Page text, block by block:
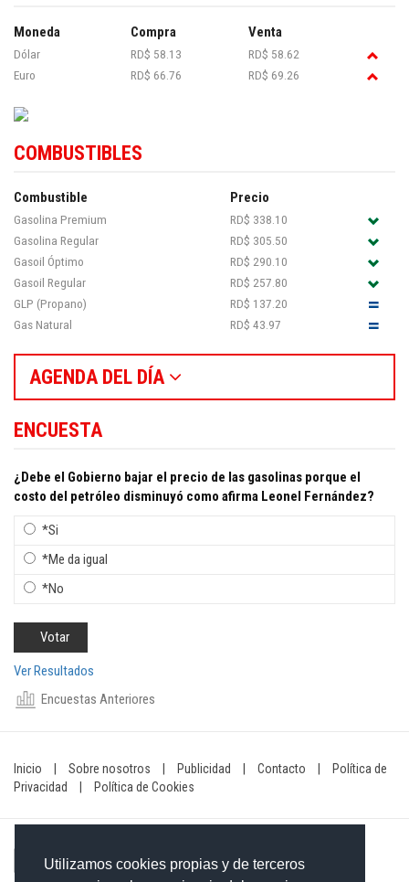
Utilizamos cookies propias y de terceros
Moneda Compra Venta
Dólar RD$ 58.13
RD$ 58.62
Euro
RD$ 66.76 RD$ 69.26
COMBUSTIBLES
Combustible Precio
Gasolina Premium
RD$ 338.10
Gasolina Regular
RD$ 305.50
Gasoil Óptimo
RD$ 290.10
Gasoil Regular
RD$ 257.80
GLP (Propano)
RD$ 137.20
Gas Natural
RD$ 43.97
AGENDA DEL DÍA
ENCUESTA
¿Debe el Gobierno bajar el precio de las gasolinas porque el
costo del petróleo disminuyó como afirma Leonel Fernández?
*Si
*Me da igual
*No
Ver Resultados
Encuestas Anteriores
Inicio Sobre nosotros Publicidad Contacto
Política de
Privacidad
Política de Cookies